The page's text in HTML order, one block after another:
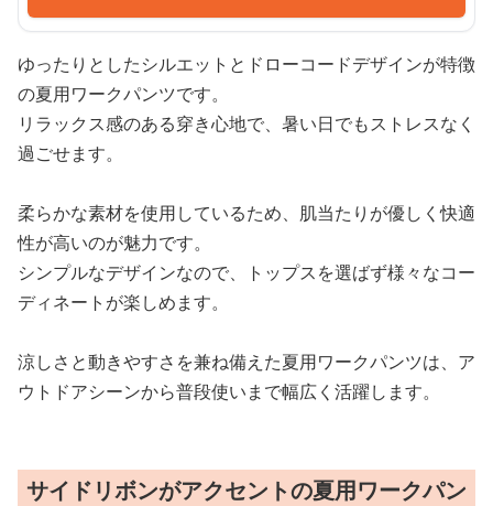
ゆったりとしたシルエットとドローコードデザインが特徴
の夏用ワークパンツです。
リラックス感のある穿き心地で、暑い日でもストレスなく
過ごせます。
柔らかな素材を使用しているため、肌当たりが優しく快適
性が高いのが魅力です。
シンプルなデザインなので、トップスを選ばず様々なコー
ディネートが楽しめます。
涼しさと動きやすさを兼ね備えた夏用ワークパンツは、ア
ウトドアシーンから普段使いまで幅広く活躍します。
サイドリボンがアクセントの夏用ワークパン